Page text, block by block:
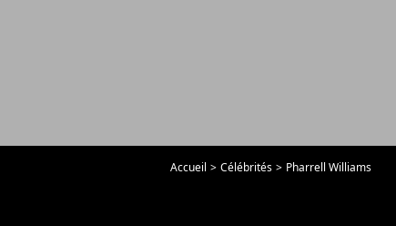
Accueil Célébrités Pharrell Williams